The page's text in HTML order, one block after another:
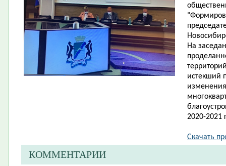
На
истекший
2020-2021
Скачать
КОММЕНТАРИИ